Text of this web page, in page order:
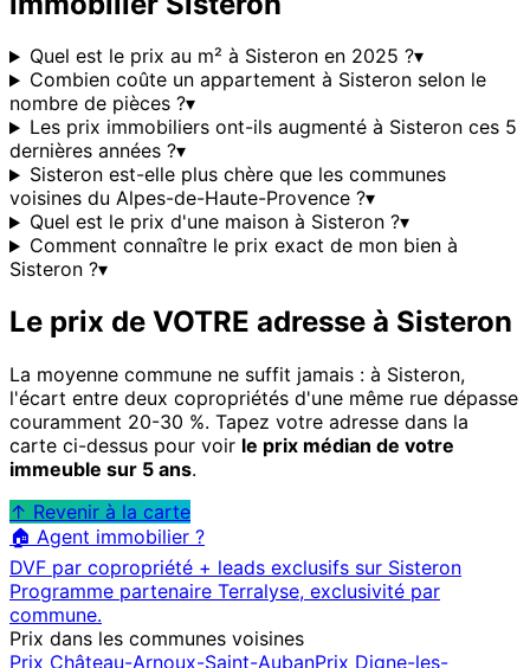
Quel est le prix au m² à Sisteron en 2025 ?▾
Combien coûte un appartement à Sisteron selon le
nombre de pièces ?▾
Les prix immobiliers ont-ils augmenté à Sisteron ces 5
dernières années ?▾
Sisteron est-elle plus chère que les communes
voisines du Alpes-de-Haute-Provence ?▾
Quel est le prix d'une maison à Sisteron ?▾
Comment connaître le prix exact de mon bien à
Sisteron ?▾
Le prix de VOTRE adresse à Sisteron
La moyenne commune ne suffit jamais : à Sisteron,
l'écart entre deux copropriétés d'une même rue dépasse
couramment 20-30 %. Tapez votre adresse dans la
carte ci-dessus pour voir le prix médian de votre
immeuble sur 5 ans.
↑ Revenir à la carte
🏠 Agent immobilier ?
DVF par copropriété + leads exclusifs sur Sisteron
Programme partenaire Terralyse, exclusivité par
commune.
Prix dans les communes voisines
Prix Château-Arnoux-Saint-AubanPrix Digne-les-